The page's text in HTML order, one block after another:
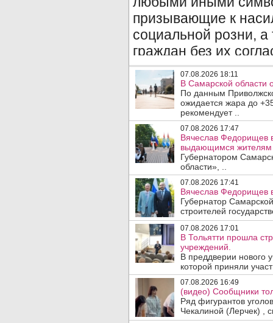
07.08.2026 18:11
В Самарской области
По данным
ожидается жара до
рекомендует ..
07.08.2026 17:47
Вячеслав Федорищев
выдающимся жителям
Губернатором
области», ..
07.08.2026 17:41
Вячеслав Федорищев
Губернатор
строителей
07.08.2026 17:01
В Тольятти прошла
учреждений.
В преддверии нового
которой приняли
07.08.2026 16:49
(видео) Сообщники
Ряд фигурантов
Чекалиной (Лерчек) ,